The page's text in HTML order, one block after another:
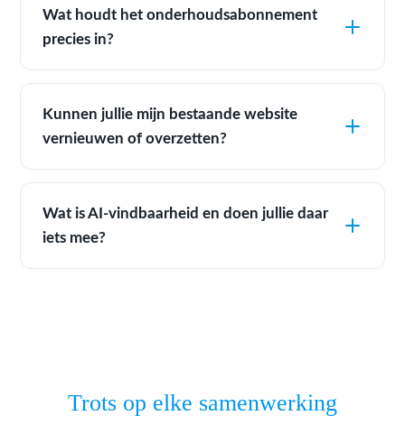
Wat houdt het onderhoudsabonnement
precies in?
Kunnen jullie mijn bestaande website
vernieuwen of overzetten?
Wat is AI-vindbaarheid en doen jullie daar
iets mee?
Trots op elke samenwerking